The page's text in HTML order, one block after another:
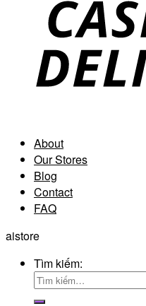
About
Our Stores
Blog
Contact
FAQ
aistore
Tìm kiếm: